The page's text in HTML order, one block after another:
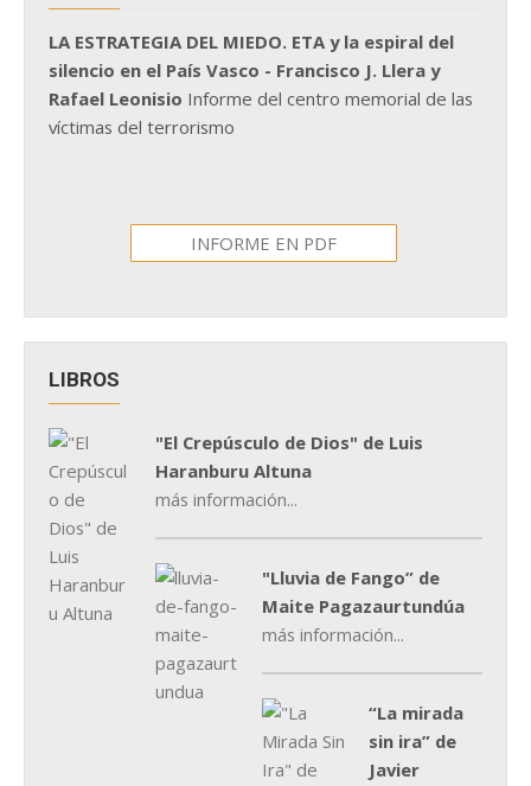
LA ESTRATEGIA DEL MIEDO. ETA y la espiral del
silencio en el País Vasco - Francisco J. Llera y
Rafael Leonisio Informe del centro memorial de las
víctimas del terrorismo
INFORME EN PDF
LIBROS
"El Crepúsculo de Dios" de Luis
Haranburu Altuna
más información...
"Lluvia de Fango” de
Maite Pagazaurtundúa
más información...
“La mirada
sin ira” de
Javier